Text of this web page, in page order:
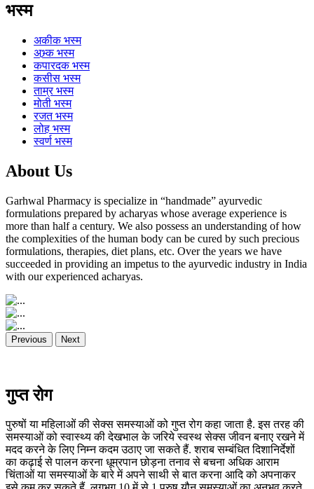
भस्म
अकीकभस्म
अभ्र्क भस्म
कपारदक भस्म
कसीस भस्म
ताम्र भस्म
मोती भस्म
रजत भस्म
लोह भस्म
स्वर्ण भस्म
About Us
Garhwal Pharmacy is specialize in “handmade” ayurvedic
formulations prepared by acharyas whose average experience is
more than half a century. We also possess an understanding of how
the complexities of the human body can be cured by such precious
formulations, therapies, diet plans, etc. Over the years we have
succeeded in providing an impetus to the ayurvedic industry in India
with our experienced acharyas.
Previous Next
गुप्त रोग
पुरुषों या महिलाओं की सेक्स समस्याओं को गुप्त रोग कहा जाता है. इस तरह की
समस्याओं को स्वास्थ्य की देखभाल के जरिये स्वस्थ सेक्स जीवन बनाए रखने में
मदद करने के लिए निम्न कदम उठाए जा सकते हैं. शराब सम्बंधित दिशानिर्देशों
का कढ़ाई से पालन करना धूम्रपान छोड़ना तनाव से बचना अधिक आराम
चिंताओं या समस्याओं के बारे में अपने साथी से बात करना आदि को अपनाकर